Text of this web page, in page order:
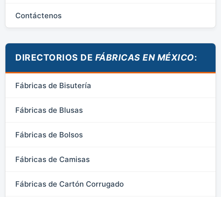
Contáctenos
DIRECTORIOS DE FÁBRICAS EN MÉXICO:
Fábricas de Bisutería
Fábricas de Blusas
Fábricas de Bolsos
Fábricas de Camisas
Fábricas de Cartón Corrugado